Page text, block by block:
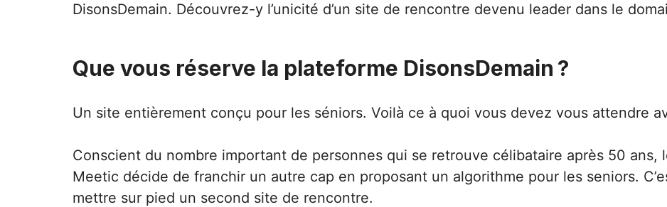
DisonsDemain. Découvrez-y l’unicité d’un site de rencontre devenu leader dans le
Que vous réserve la plateforme DisonsDemain ?
Un site entièrement conçu pour les séniors. Voilà ce à quoi vous devez vous attendre
Conscient du nombre important de personnes qui se retrouve célibataire après 50 ans,
Meetic décide de franchir un autre cap en proposant un algorithme pour les seniors.
mettre sur pied un second site de rencontre.